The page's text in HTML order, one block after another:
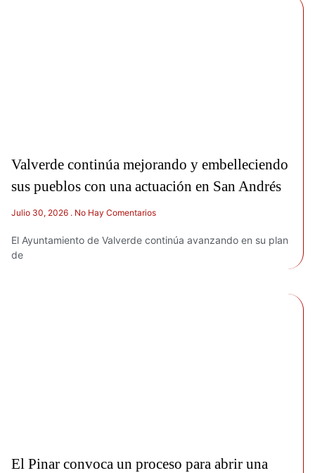
Valverde continúa mejorando y embelleciendo
sus pueblos con una actuación en San Andrés
Julio 30, 2026 No Hay Comentarios
El Ayuntamiento de Valverde continúa avanzando en su plan
de
El Pinar convoca un proceso para abrir una